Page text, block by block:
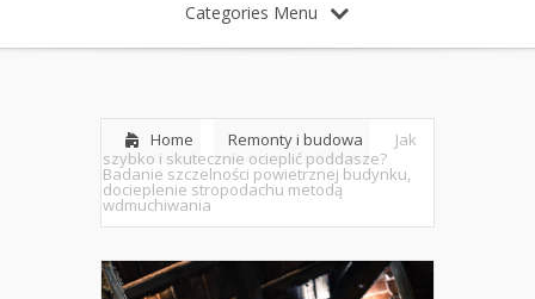
Categories Menu
Home Remonty i budowa
Jak
szybko i skutecznie ocieplić poddasze?
Badanie szczelności powietrznej budynku,
docieplenie stropodachu metodą
wdmuchiwania